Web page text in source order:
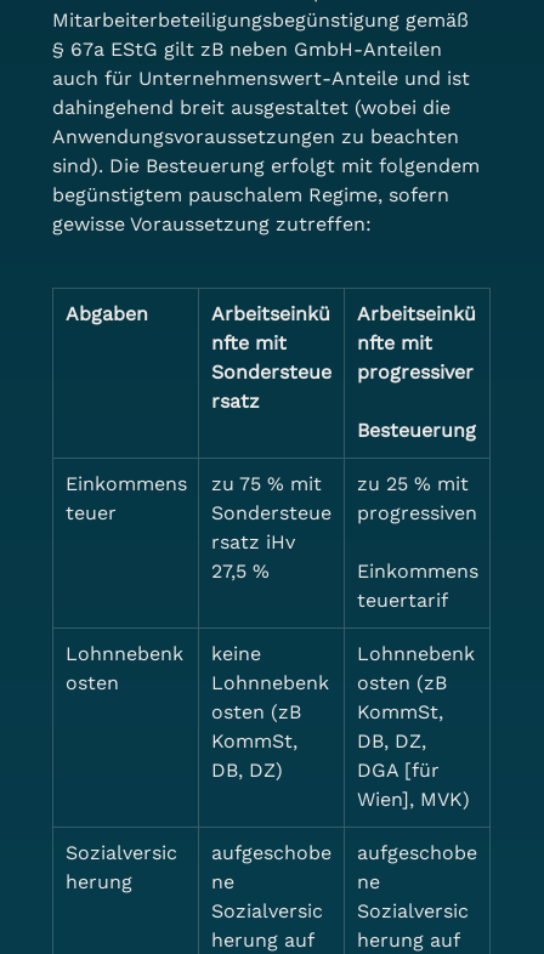
Mitarbeiterbeteiligungsbegünstigung gemäß
§ 67a EStG gilt zB neben GmbH-Anteilen
auch für Unternehmenswert-Anteile und ist
dahingehend breit ausgestaltet (wobei die
Anwendungsvoraussetzungen zu beachten
sind). Die Besteuerung erfolgt mit folgendem
begünstigtem pauschalem Regime, sofern
gewisse Voraussetzung zutreffen:
Abgaben
Arbeitseinkü
nfte mit
Sondersteue
rsatz
Arbeitseinkü
nfte mit
progressiver
Besteuerung
Einkommens
teuer
zu 75 % mit
Sondersteue
rsatz iHv
27,5 %
zu 25 % mit
progressiven
Einkommens
teuertarif
Lohnnebenk
osten
keine
Lohnnebenk
osten (zB
KommSt,
DB, DZ)
Lohnnebenk
osten (zB
KommSt,
DB, DZ,
DGA [für
Wien], MVK)
Sozialversic
herung
aufgeschobe
ne
Sozialversic
herung auf
aufgeschobe
ne
Sozialversic
herung auf